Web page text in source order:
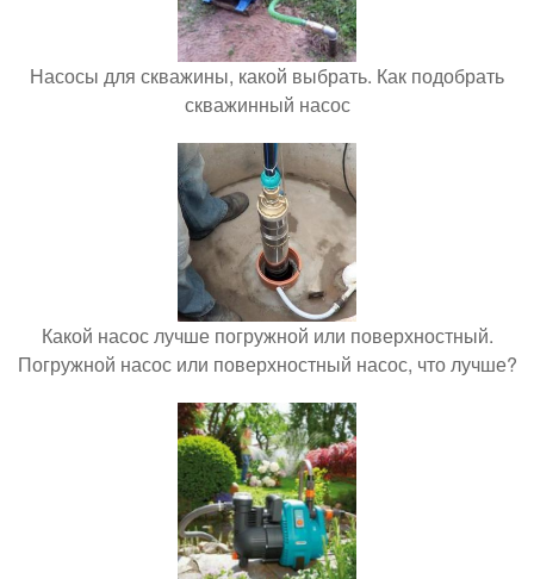
Насосы для скважины, какой выбрать. Как подобрать
скважинный насос
Какой насос лучше погружной или поверхностный.
Погружной насос или поверхностный насос, что лучше?